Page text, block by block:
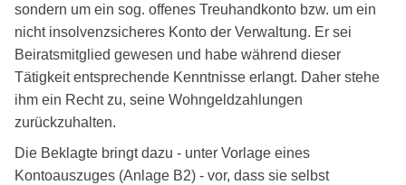
sondern um ein sog. offenes Treuhandkonto bzw. um ein
nicht insolvenzsicheres Konto der Verwaltung. Er sei
Beiratsmitglied gewesen und habe während dieser
Tätigkeit entsprechende Kenntnisse erlangt. Daher stehe
ihm ein Recht zu, seine Wohngeldzahlungen
zurückzuhalten.
Die Beklagte bringt dazu - unter Vorlage eines
Kontoauszuges (Anlage B2) - vor, dass sie selbst